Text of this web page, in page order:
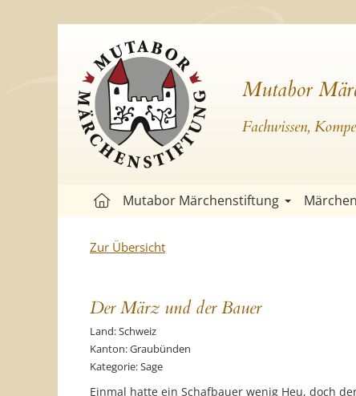
Mutabor
Fachwissen,
Mutabor Märchenstiftung
Zur Übersicht
Der März und der Bauer
Land: Schweiz
Kanton: Graubünden
Kategorie: Sage
Einmal hatte ein Schafbauer wenig Heu, doch